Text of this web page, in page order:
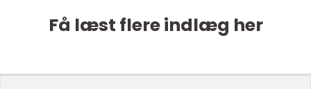
Få læst flere indlæg her